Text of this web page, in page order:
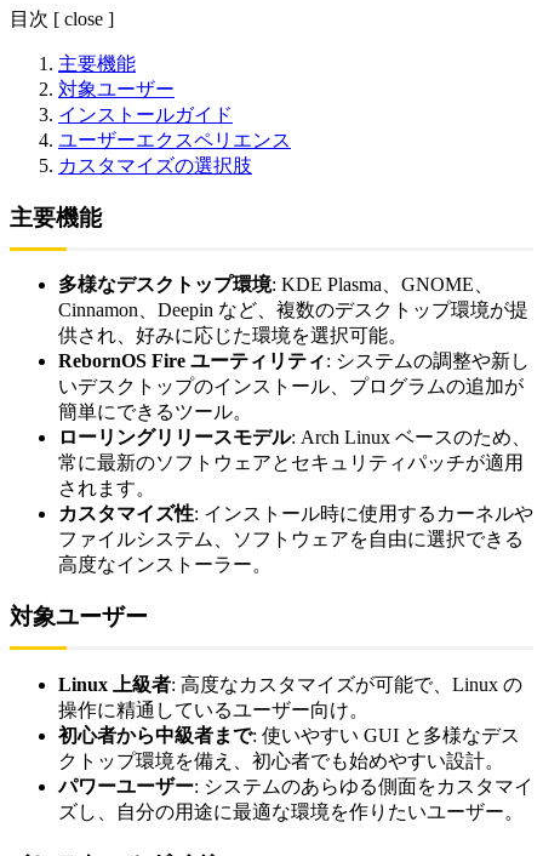
目次 [ close ]
主要機能
対象ユーザー
インストールガイド
ユーザーエクスペリエンス
カスタマイズの選択肢
主要機能
多様なデスクトップ環境: KDE Plasma、GNOME、
Cinnamon、Deepin など、複数のデスクトップ環境が提
供され、好みに応じた環境を選択可能。
RebornOS Fire ユーティリティ: システムの調整や新し
いデスクトップのインストール、プログラムの追加が
簡単にできるツール。
ローリングリリースモデル: Arch Linux ベースのため、
常に最新のソフトウェアとセキュリティパッチが適用
されます。
カスタマイズ性: インストール時に使用するカーネルや
ファイルシステム、ソフトウェアを自由に選択できる
高度なインストーラー。
対象ユーザー
Linux 上級者: 高度なカスタマイズが可能で、Linux の
操作に精通しているユーザー向け。
初心者から中級者まで: 使いやすい GUI と多様なデス
クトップ環境を備え、初心者でも始めやすい設計。
パワーユーザー: システムのあらゆる側面をカスタマイ
ズし、自分の用途に最適な環境を作りたいユーザー。